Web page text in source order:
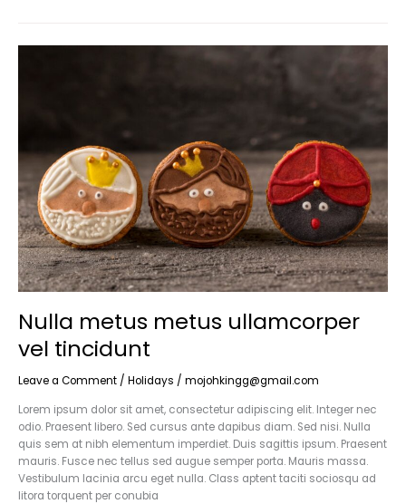
Nulla metus metus ullamcorper
vel tincidunt
Leave a Comment / Holidays / mojohkingg@gmail.com
Lorem ipsum dolor sit amet, consectetur adipiscing elit. Integer nec
odio. Praesent libero. Sed cursus ante dapibus diam. Sed nisi. Nulla
quis sem at nibh elementum imperdiet. Duis sagittis ipsum. Praesent
mauris. Fusce nec tellus sed augue semper porta. Mauris massa.
Vestibulum lacinia arcu eget nulla. Class aptent taciti sociosqu ad
litora torquent per conubia